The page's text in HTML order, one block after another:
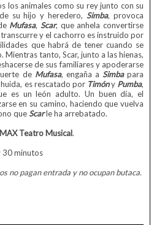
los animales como su rey junto con su
su hijo y heredero,Simba, provoca
Mufasa,Scar, que anhela convertirse
y el cachorro es instruido por
que habrá de tener cuando se
tanto, Scar, junto a las hienas,
de sus familiares y apoderarse
de Mufasa, engaña a Simbapara
es rescatado por Timóny Pumba,
es un león adulto. Un buen día, el
en su camino, haciendo que vuelva
queScarle ha arrebatado.
MAX Teatro Musical.
30 minutos
no pagan entrada y no ocupan butaca.